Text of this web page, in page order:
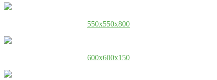
550x550x800
600x600x150